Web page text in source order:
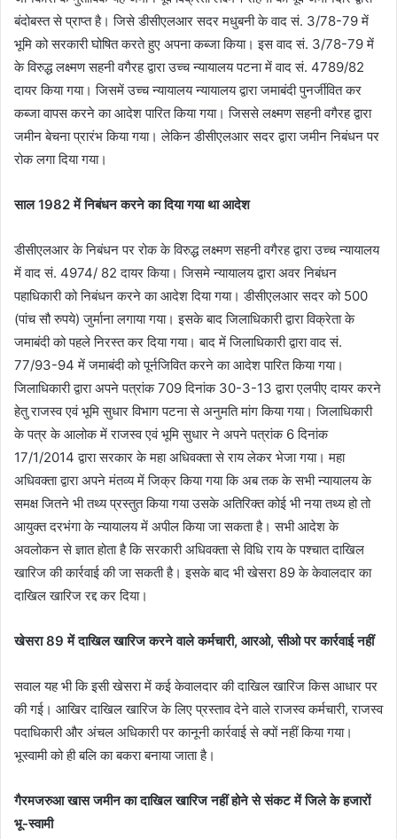
बंदोबस्त से प्राप्त है। जिसे डीसीएलआर सदर मधुबनी के वाद सं. 3/78-79 में
भूमि को सरकारी घोषित करते हुए अपना कब्जा किया। इस वाद सं. 3/78-79 में
के विरुद्ध लक्ष्मण सहनी वगैरह द्वारा उच्च न्यायालय पटना में वाद सं. 4789/82
दायर किया गया। जिसमें उच्च न्यायालय न्यायालय द्वारा जमाबंदी पुनर्जीवित कर
कब्जा वापस करने का आदेश पारित किया गया। जिससे लक्ष्मण सहनी वगैरह द्वारा
जमीन बेचना प्रारंभ किया गया। लेकिन डीसीएलआर सदर द्वारा जमीन निबंधन पर
रोक लगा दिया गया।
साल 1982 में निबंधन करने का दिया गया था आदेश
डीसीएलआर के निबंधन पर रोक के विरुद्ध लक्ष्मण सहनी वगैरह द्वारा उच्च न्यायालय
में वाद सं. 4974/ 82 दायर किया। जिसमे न्यायालय द्वारा अवर निबंधन
पहाधिकारी को निबंधन करने का आदेश दिया गया। डीसीएलआर सदर को 500
(पांच सौ रुपये) जुर्माना लगाया गया। इसके बाद जिलाधिकारी द्वारा विक्रेता के
जमाबंदी को पहले निरस्त कर दिया गया। बाद में जिलाधिकारी द्वारा वाद सं.
77/93-94 में जमाबंदी को पूर्नजिवित करने का आदेश पारित किया गया।
जिलाधिकारी द्वारा अपने पत्रांक 709 दिनांक 30-3-13 द्वारा एलपीए दायर करने
हेतु राजस्व एवं भूमि सुधार विभाग पटना से अनुमति मांग किया गया। जिलाधिकारी
के पत्र के आलोक में राजस्व एवं भूमि सुधार ने अपने पत्रांक 6 दिनांक
17/1/2014 द्वारा सरकार के महा अधिवक्ता से राय लेकर भेजा गया। महा
अधिवक्ता द्वारा अपने मंतव्य में जिक्र किया गया कि अब तक के सभी न्यायालय के
समक्ष जितने भी तथ्य प्रस्तुत किया गया उसके अतिरिक्त कोई भी नया तथ्य हो तो
आयुक्त दरभंगा के न्यायालय में अपील किया जा सकता है। सभी आदेश के
अवलोकन से ज्ञात होता है कि सरकारी अधिवक्ता से विधि राय के पश्चात दाखिल
खारिज की कार्रवाई की जा सकती है। इसके बाद भी खेसरा 89 के केवालदार का
दाखिल खारिज रद्द कर दिया।
खेसरा 89 में दाखिल खारिज करने वाले कर्मचारी, आरओ, सीओ पर कार्रवाई नहीं
सवाल यह भी कि इसी खेसरा में कई केवालदार की दाखिल खारिज किस आधार पर
की गई। आखिर दाखिल खारिज के लिए प्रस्ताव देने वाले राजस्व कर्मचारी, राजस्व
पदाधिकारी और अंचल अधिकारी पर कानूनी कार्रवाई से क्पों नहीं किया गया।
भूस्वामी को ही बलि का बकरा बनाया जाता है।
गैरमजरुआ खास जमीन का दाखिल खारिज नहीं होने से संकट में जिले के हजारों
भू-स्वामी